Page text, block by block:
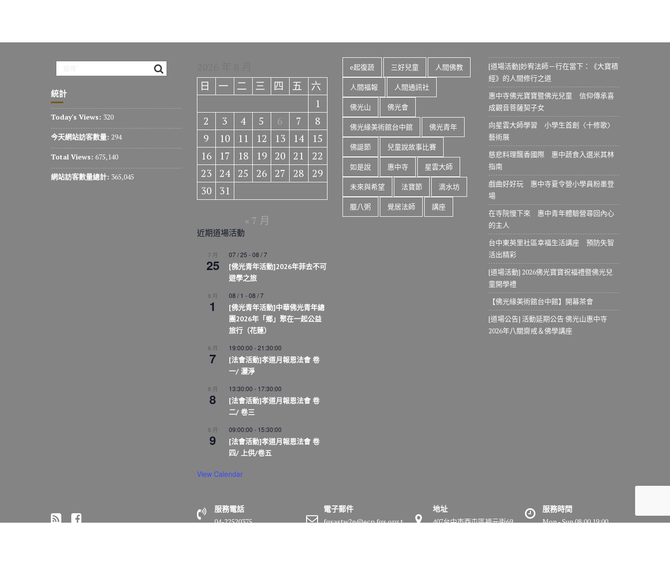
統計
Today's Views: 320
今天網站訪客數量: 294
Total Views: 675,140
網站訪客數量總計: 365,045
日
一 二 三 四 五
六
1
2
3 4 5 6 7
8
9
10 11 12 13 14
15
16
17 18 19 20 21
22
23
24 25 26 27 28
29
30
31
« 7 月
近期道場活動
7 月
25
07 / 25 -08 / 7
[佛光青年活動]2026年菲去不可
遊學之旅
8 月
1
08 / 1 -08 / 7
[佛光青年活動]中華佛光青年總
團2026年「鄉」聚在一起公益
旅行（花蓮）
8 月
7
19:00:00 -21:30:00
[法會活動]孝道月報恩法會 卷
一/ 灑淨
8 月
8
13:30:00 - 17:30:00
[法會活動]孝道月報恩法會 卷
二/ 卷三
8 月
9
09:00:00 - 15:30:00
[法會活動]孝道月報恩法會 卷
四/ 上供/卷五
View Calendar
e起復蔬 三好兒童 人間佛教
人間福報 人間通訊社
佛光山 佛光會
佛光緣美術館台中館 佛光青年
佛誕節 兒童說故事比賽
如是說 惠中寺 星雲大師
未來與希望 法寶節 滴水坊
臘八粥 覺居法師 講座
[道場活動]妙宥法師－行在當下：《大寶積
經》的人間修行之道
惠中寺佛光寶寶暨佛光兒童 信仰傳承喜
成觀音菩薩契子女
向星雲大師學習 小學生首創〈十修歌〉
藝術展
慈悲料理飄香國際 惠中蔬食入選米其林
指南
戲曲好好玩 惠中寺夏令營小學員粉墨登
場
在寺院慢下來 惠中青年體驗營尋回內心
的主人
台中東英里社區幸福生活講座 預防失智
活出精彩
[道場活動] 2026佛光寶寶祝福禮暨佛光兒
童開學禮
【佛光緣美術館台中館】開幕茶會
[道場公告] 活動延期公告 佛光山惠中寺
2026年八關齋戒＆佛學講座
服務電話
04-22520375
電子郵件
fgsastw2n@ecp.fgs.org.t
地址
407台中市西屯區福元街69
服務時間
Mon - Sun 08:00 19:00